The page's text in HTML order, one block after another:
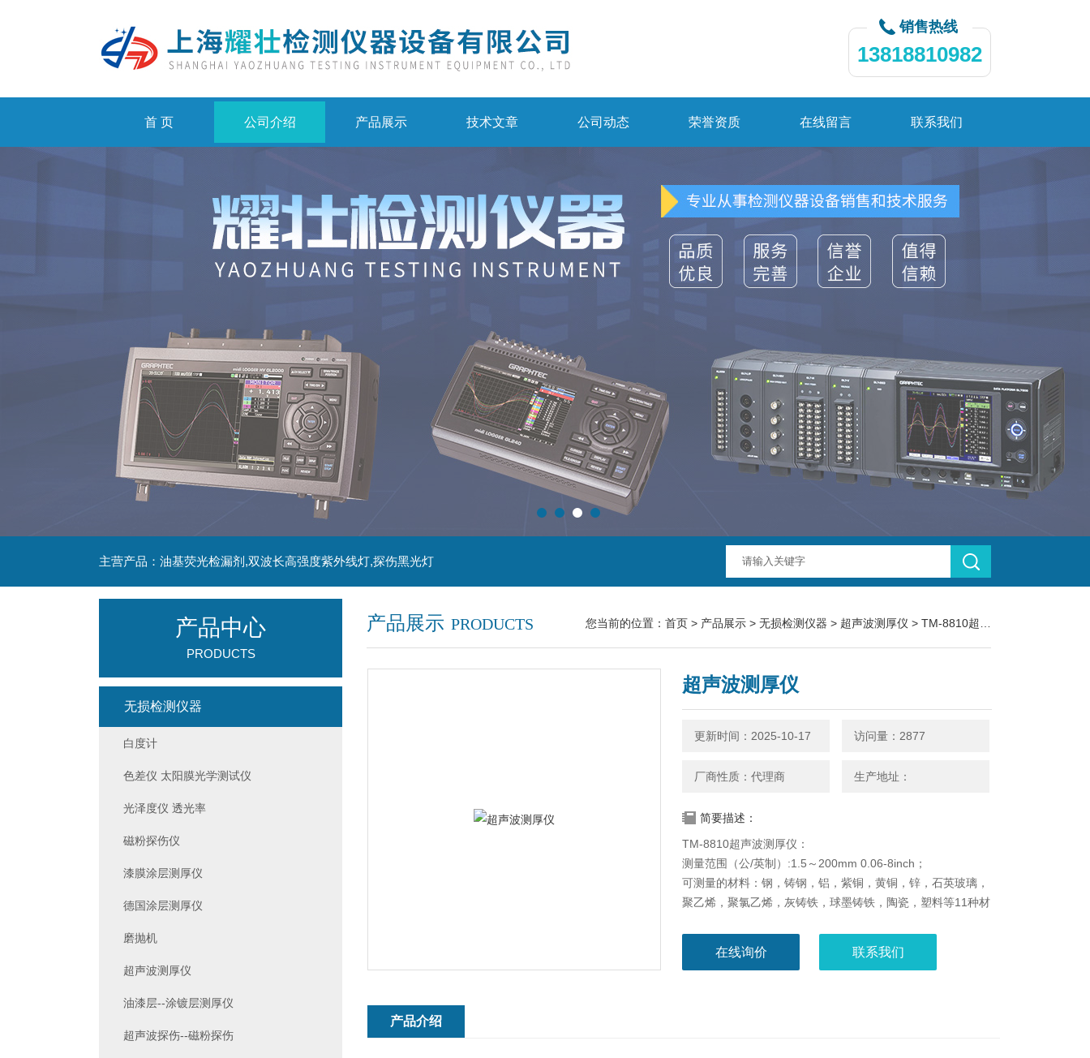
销售热线
13818810982
首 页 公司介绍 产品展示 技术文章 公司动态 荣誉资质 在线留言 联系我们
主营产品：油基荧光检漏剂,双波长高强度紫外线灯,探伤黑光灯
产品展示 PRODUCTS 您当前的位置： 首页 > 产品展示 > 无损检测仪器 > 超声波测厚仪 > TM-8810超声波测厚仪
超声波测厚仪
更新时间：2025-10-17 访问量：2877
厂商性质：代理商 生产地址：
简要描述：
TM-8810超声波测厚仪：
测量范围（公/英制）:1.5～200mm 0.06-8inch；
可测量的材料：钢，铸钢，铝，紫铜，黄铜，锌，石英玻璃，
聚乙烯，聚氯乙烯，灰铸铁，球墨铸铁，陶瓷，塑料等11种材
在线询价 联系我们
产品介绍
产品中心
PRODUCTS
无损检测仪器
白度计
色差仪 太阳膜光学测试仪
光泽度仪 透光率
磁粉探伤仪
漆膜涂层测厚仪
德国涂层测厚仪
磨抛机
超声波测厚仪
油漆层--涂镀层测厚仪
超声波探伤--磁粉探伤